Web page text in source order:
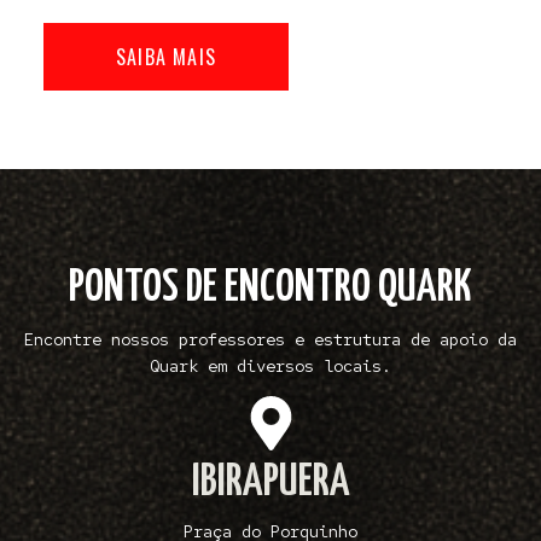
SAIBA MAIS
PONTOS DE ENCONTRO QUARK
Encontre nossos professores e estrutura de apoio da
Quark em diversos locais.
IBIRAPUERA
Praça do Porquinho